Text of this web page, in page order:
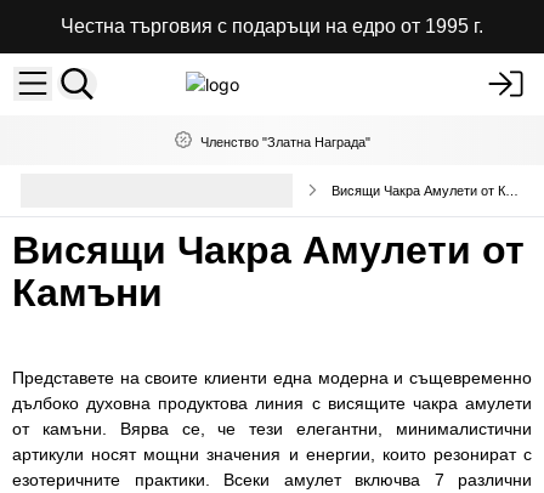
Честна търговия с подаръци на едро от 1995 г.
Членство "Златна Награда"
Висящи Чакра Амулети от
Камъни
Представете на своите клиенти една модерна и същевременно
дълбоко духовна продуктова линия с висящите чакра амулети
от камъни. Вярва се, че тези елегантни, минималистични
артикули носят мощни значения и енергии, които резонират с
езотеричните практики. Всеки амулет включва 7 различни